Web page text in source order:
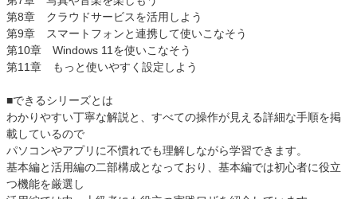
第8章 クラウドサービスを活用しよう
第9章 スマートフォンと連携して使いこなそう
第10章 Windows 11を使いこなそう
第11章 もっと使いやすく設定しよう
■できるシリーズとは
わかりやすい丁寧な解説と、すべての操作が見える詳細な手順を掲
載しているので
パソコンやアプリに不慣れでも理解しながら学習できます。
基本編と活用編の二部構成となっており、基本編では初心者に役立
つ機能を厳選し